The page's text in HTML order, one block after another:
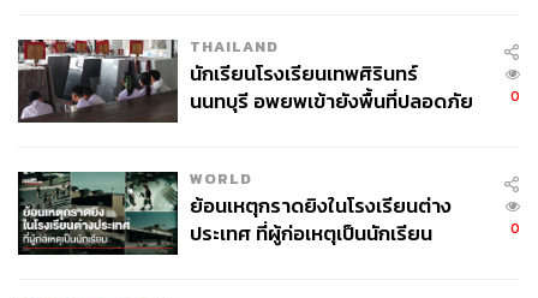
THAILAND
นักเรียนโรงเรียนเทพศิรินทร์
นนทบุรี อพยพเข้ายังพื้นที่ปลอดภัย
0
WORLD
ย้อนเหตุกราดยิงในโรงเรียนต่าง
ประเทศ ที่ผู้ก่อเหตุเป็นนักเรียน
0